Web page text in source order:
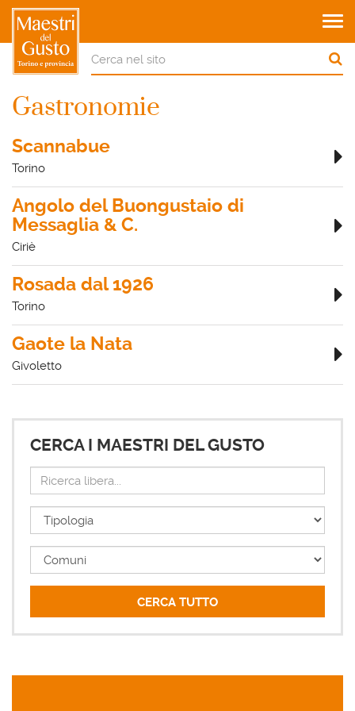
Gastronomie
Scannabue
Torino
Angolo del Buongustaio di
Messaglia & C.
Ciriè
Rosada dal 1926
Torino
Gaote la Nata
Givoletto
CERCA I MAESTRI DEL GUSTO
Ricerca
libera...
Tipologia
Comuni